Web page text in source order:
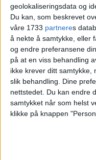
geolokaliseringsdata og
Du kan, som beskrevet
våre 1733 partneres
å nekte å samtykke, eller
og endre preferansene
på at en viss behandling
ikke krever ditt samtykke,
slik behandling. Dine
nettstedet. Du kan endre
samtykket når som helst
klikke på knappen
helsevesenet i